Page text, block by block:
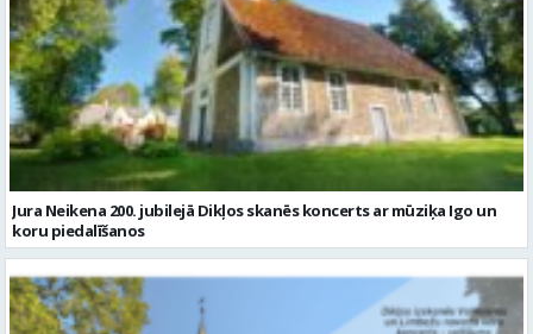
Jura Neikena 200. jubilejā Dikļos skanēs koncerts ar mūziķa Igo un
koru piedalīšanos